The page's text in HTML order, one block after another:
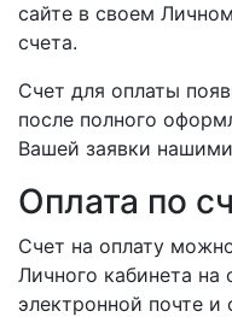
сайте в своем
счета.
Счет для оплаты
после полного
Вашей заявки
Оплата по
Счет на оплату
Личного кабинета на
электронной почте и